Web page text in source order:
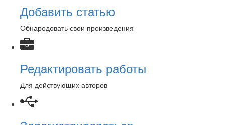
Добавить статью
Обнародовать свои произведения
Редактировать работы
Для действующих авторов